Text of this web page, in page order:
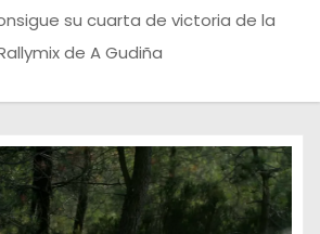
su cuarta de victoria de la
de A Gudiña